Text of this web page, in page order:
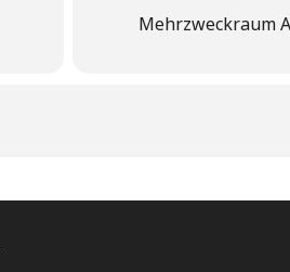
Mehrzweckraum